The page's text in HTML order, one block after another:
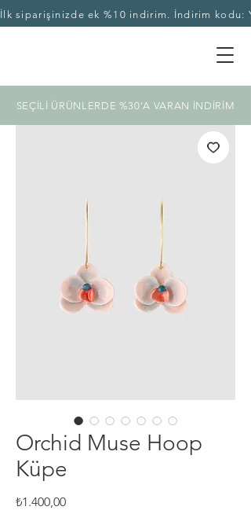
İlk siparişinizde ek %10 indirim. İndirim kodu:
SEÇİLİ ÜRÜNLERDE %30'A VARAN İNDİRİM
Orchid Muse Hoop
Küpe
₺1.400,00Fiyat